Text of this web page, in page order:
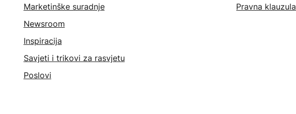
Marketinške suradnje
Newsroom
Inspiracija
Savjeti i trikovi za rasvjetu
Poslovi
Pravna klauzula